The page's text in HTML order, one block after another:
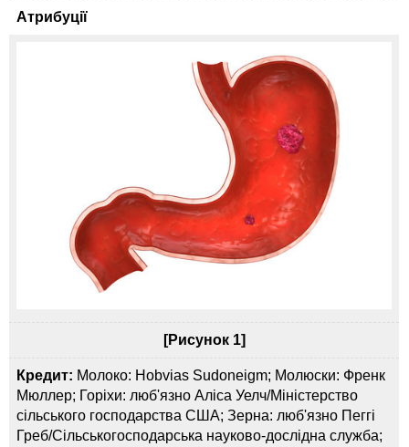
Атрибуції
[Рисунок 1]
Кредит: Молоко: Hobvias Sudoneigm; Молюски: Френк
Мюллер; Горіхи: люб'язно Аліса Уелч/Міністерство
сільського господарства США; Зерна: люб'язно Пеггі
Греб/Сільськогосподарська науково-дослідна служба;